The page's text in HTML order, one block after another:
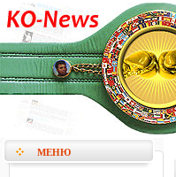
МЕНЮ